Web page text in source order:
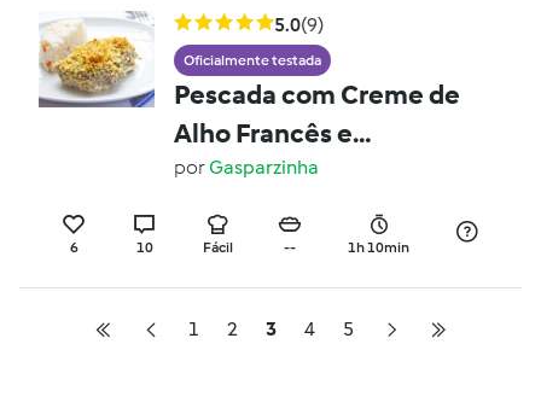
5.0(9)
Oficialmente testada
Pescada com Creme de
Alho Francês e
Cogumelos
porGasparzinha
6 10 Fácil -- 1h 10min
1 2 3 4 5